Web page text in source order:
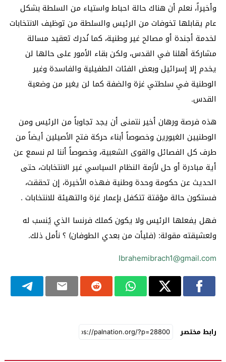
وأخيراً، نعلم أن هناك حالة احباط واستياء من السلطة بشكل
عام يقابلها تخوفات من الرئيس والسلطة من توظيف الانتخابات
لخدمة أجندة أو مصالح غير وطنية، كما نُدرك تعقيد مسالة
مشاركة أهلنا في القدس، ولكن بقاء الأمور على حالها لن
يخدم إلا إسرائيل وبعض الفئات الطفيلية والفاسدة وغير
الوطنية في سلطتي غزة والضفة كما لن يغير من وضعية
القدس.
هذه فرصة ورهان أخير نتمنى أن يجد تجاوباً من الرئيس ومن
الوطنيين الغيورين وخصوصاً أبناء حركة فتح الأصيلين أيضاً من
طرف كل الفصائل والقوى الشعبية، وخصوصاً أننا لم نسمع عن
أية مبادرة أو حل لأزمة النظام السياسي غير الانتخابات، حتى
الحديث عن حكومة وحدة وطنية فهذه الأخيرة، إن تحققت،
فستكون حالة مؤقتة تتكفل بإعمار غزة والتهيئة للانتخابات .
فهل يفعلها الرئيس ولا يكون كملك فرنسا الذي يُنسب له
ولعشيقته مقولة: (فليأت من بعدي الطوفان) ؟ نأمل ذلك.
Ibrahemibrach1@gmail.com
رابط مختصر